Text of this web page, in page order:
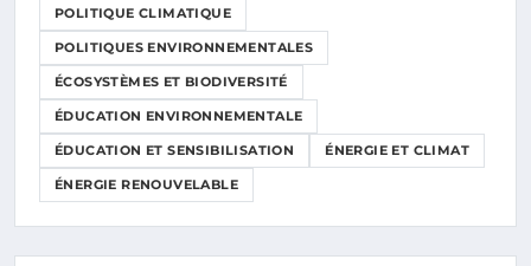
POLITIQUE CLIMATIQUE
POLITIQUES ENVIRONNEMENTALES
ÉCOSYSTÈMES ET BIODIVERSITÉ
ÉDUCATION ENVIRONNEMENTALE
ÉDUCATION ET SENSIBILISATION ÉNERGIE ET CLIMAT
ÉNERGIE RENOUVELABLE